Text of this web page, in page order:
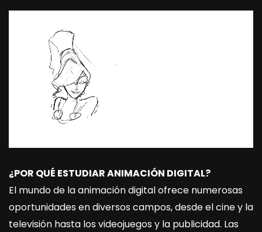
¿POR QUÉ ESTUDIAR ANIMACIÓN DIGITAL?
El mundo de la animación digital ofrece numerosas
oportunidades en diversos campos, desde el cine y la
televisión hasta los videojuegos y la publicidad. Las